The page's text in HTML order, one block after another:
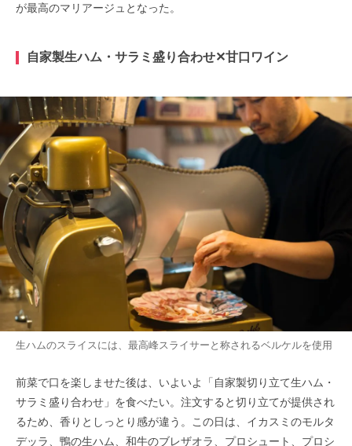
が最高のマリアージュとなった。
自家製生ハム・サラミ盛り合わせ✕甘口ワイン
生ハムのスライスには、最高峰スライサーと称されるベルケルを使用
前菜で口を楽しませた後は、いよいよ「自家製切り立て生ハム・
サラミ盛り合わせ」を食べたい。注文すると切り立てが提供され
るため、香りとしっとり感が違う。この日は、イカスミのモルタ
デッラ、鴨の生ハム、和牛のブレザオラ、プロシュート、プロシ